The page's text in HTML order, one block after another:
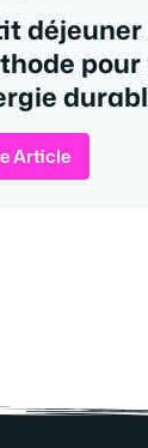
déjeuner
pour
Article